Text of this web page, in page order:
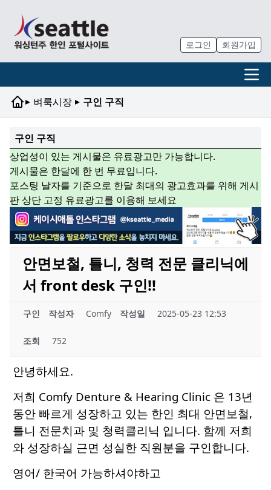
로그인 회원가입
▸ 벼룩시장 ▸ 구인 구직
구인 구직
상업성이 있는 게시물은 유료광고만 가능합니다.
게시물은 한달에 한 번 무료입니다.
포스팅 날자를 기준으로 한달 최대의 광고효과를 위해 게시
판 상단 고정 유료광고를 이용해 보세요
안면보철, 틀니, 청력 전문 클리닉에
서 front desk 구인!!
구인 작성자 Comfy 작성일 2025-05-23 12:53
조회 752
안녕하세요.
저희 Comfy Denture & Hearing Clinic 은 13년
동안 빠르게 성장하고 있는 한인 최대 안면보철,
틀니 전문치과 및 청력클리닉 입니다. 함께 저희
와 성장하실 근면 성실한 직원분을 구인합니다.
영어/ 한국어 가능하셔야하고